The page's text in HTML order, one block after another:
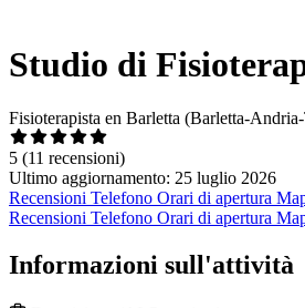
Studio di
Fisioterapista en Barletta (Barletta-
5 (11 recensioni)
Ultimo aggiornamento: 25 luglio 2026
Recensioni Telefono Orari di apertura
Recensioni Telefono Orari di apertura
Informazioni sull'attività